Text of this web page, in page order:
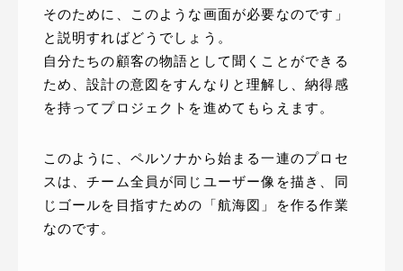
そのために、このような画面が必要なのです」
と説明すればどうでしょう。
自分たちの顧客の物語として聞くことができる
ため、設計の意図をすんなりと理解し、納得感
を持ってプロジェクトを進めてもらえます。
このように、ペルソナから始まる一連のプロセ
スは、チーム全員が同じユーザー像を描き、同
じゴールを目指すための「航海図」を作る作業
なのです。